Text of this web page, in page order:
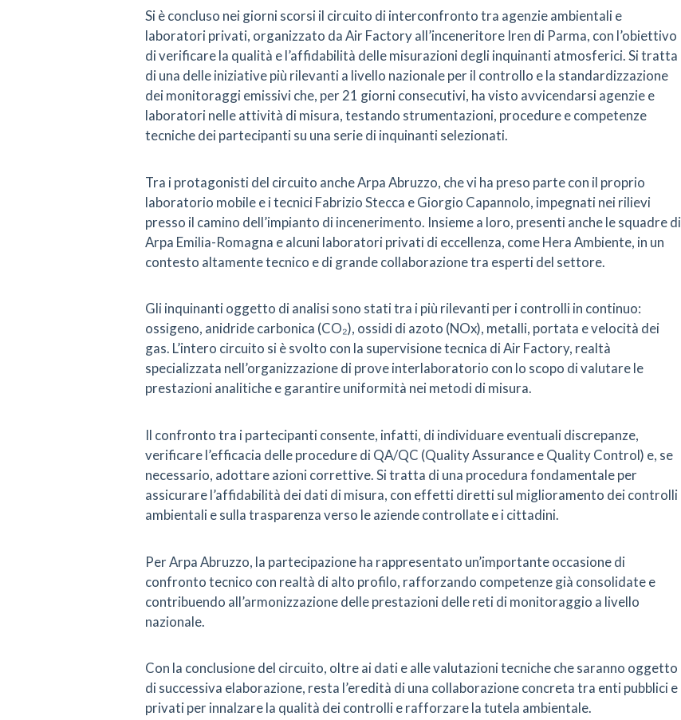
Si è concluso nei giorni scorsi il circuito di interconfronto tra agenzie ambientali e
laboratori privati, organizzato da Air Factory all’inceneritore Iren di Parma, con l’obiettivo
di verificare la qualità e l’affidabilità delle misurazioni degli inquinanti atmosferici. Si tratta
di una delle iniziative più rilevanti a livello nazionale per il controllo e la standardizzazione
dei monitoraggi emissivi che, per 21 giorni consecutivi, ha visto avvicendarsi agenzie e
laboratori nelle attività di misura, testando strumentazioni, procedure e competenze
tecniche dei partecipanti su una serie di inquinanti selezionati.
Tra i protagonisti del circuito anche Arpa Abruzzo, che vi ha preso parte con il proprio
laboratorio mobile e i tecnici Fabrizio Stecca e Giorgio Capannolo, impegnati nei rilievi
presso il camino dell’impianto di incenerimento. Insieme a loro, presenti anche le squadre di
Arpa Emilia-Romagna e alcuni laboratori privati di eccellenza, come Hera Ambiente, in un
contesto altamente tecnico e di grande collaborazione tra esperti del settore.
Gli inquinanti oggetto di analisi sono stati tra i più rilevanti per i controlli in continuo:
ossigeno, anidride carbonica (CO₂), ossidi di azoto (NOx), metalli, portata e velocità dei
gas. L’intero circuito si è svolto con la supervisione tecnica di Air Factory, realtà
specializzata nell’organizzazione di prove interlaboratorio con lo scopo di valutare le
prestazioni analitiche e garantire uniformità nei metodi di misura.
Il confronto tra i partecipanti consente, infatti, di individuare eventuali discrepanze,
verificare l’efficacia delle procedure di QA/QC (Quality Assurance e Quality Control) e, se
necessario, adottare azioni correttive. Si tratta di una procedura fondamentale per
assicurare l’affidabilità dei dati di misura, con effetti diretti sul miglioramento dei controlli
ambientali e sulla trasparenza verso le aziende controllate e i cittadini.
Per Arpa Abruzzo, la partecipazione ha rappresentato un’importante occasione di
confronto tecnico con realtà di alto profilo, rafforzando competenze già consolidate e
contribuendo all’armonizzazione delle prestazioni delle reti di monitoraggio a livello
nazionale.
Con la conclusione del circuito, oltre ai dati e alle valutazioni tecniche che saranno oggetto
di successiva elaborazione, resta l’eredità di una collaborazione concreta tra enti pubblici e
privati per innalzare la qualità dei controlli e rafforzare la tutela ambientale.